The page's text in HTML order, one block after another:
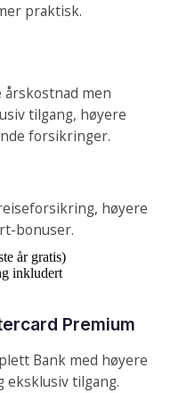
praktisk.
men
tilgang, høyere
forsikringer.
høyere
bonuser.
år gratis)
inkludert
Premium
Bank med høyere
eksklusiv tilgang.